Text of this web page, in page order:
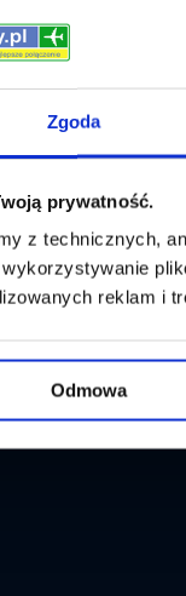
Zgoda
prywatność.
z technicznych,
reklam i
Odmowa
(WRO) -